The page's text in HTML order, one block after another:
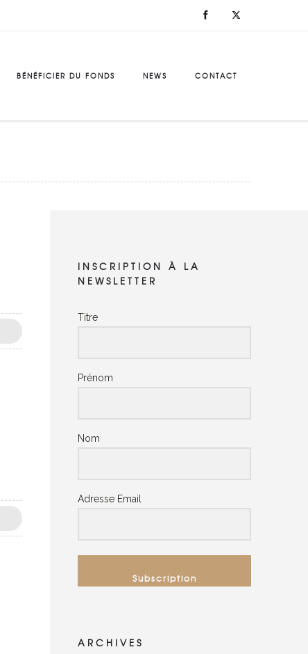
BÉNÉFICIER DU FONDS NEWS CONTACT
INSCRIPTION À LA
NEWSLETTER
Titre
Prénom
Nom
Adresse Email
Subscription
ARCHIVES